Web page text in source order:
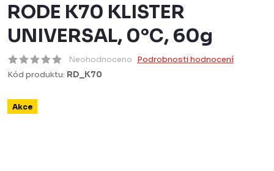
RODE K70 KLISTER
UNIVERSAL, 0°C, 60g
Neohodnoceno Podrobnosti hodnocení
Kód produktu: RD_K70
Akce